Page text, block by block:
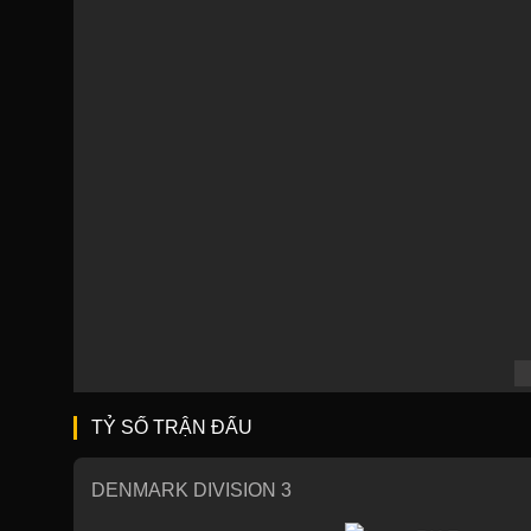
TỶ SỐ TRẬN ĐẤU
DENMARK DIVISION 3